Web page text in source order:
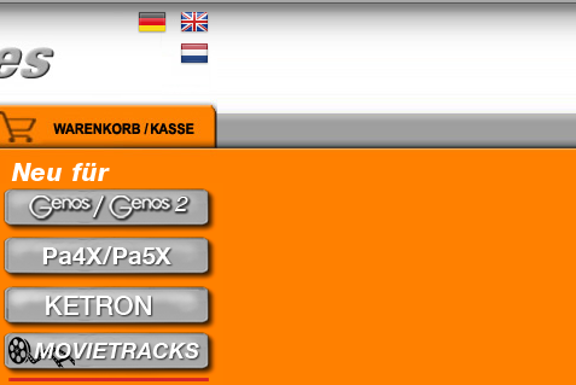
Medley - Theuns Jordaan & Juanita du Plessis // Kein Gefühl - Marius Müller-Westerhagen //